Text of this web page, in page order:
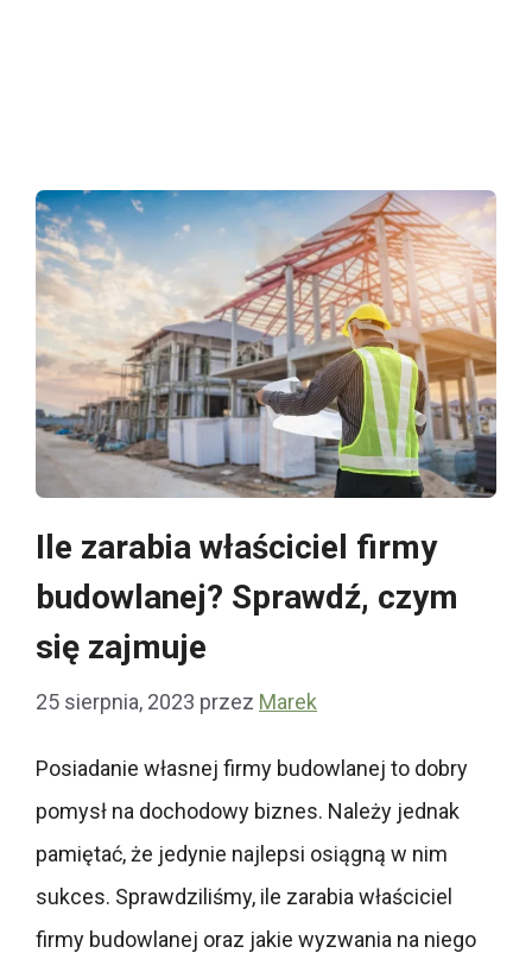
Ile zarabia właściciel firmy
budowlanej? Sprawdź, czym
się zajmuje
25 sierpnia, 2023 przez Marek
Posiadanie własnej firmy budowlanej to dobry
pomysł na dochodowy biznes. Należy jednak
pamiętać, że jedynie najlepsi osiągną w nim
sukces. Sprawdziliśmy, ile zarabia właściciel
firmy budowlanej oraz jakie wyzwania na niego